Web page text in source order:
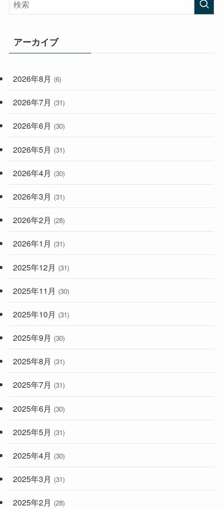
(33)
(248)
アーカイブ
2026年8月 (6)
2026年7月 (31)
2026年6月 (30)
2026年5月 (31)
2026年4月 (30)
2026年3月 (31)
2026年2月 (28)
2026年1月 (31)
2025年12月 (31)
2025年11月 (30)
2025年10月 (31)
2025年9月 (30)
2025年8月 (31)
2025年7月 (31)
2025年6月 (30)
2025年5月 (31)
2025年4月 (30)
2025年3月 (31)
2025年2月 (28)